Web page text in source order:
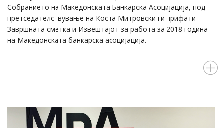
Собранието на Македонската Банкарска Асоцијација, под
претседателствување на Коста Митровски ги прифати
Завршната сметка и Извештајот за работа за 2018 година
на Македонската банкарска асоцијација.